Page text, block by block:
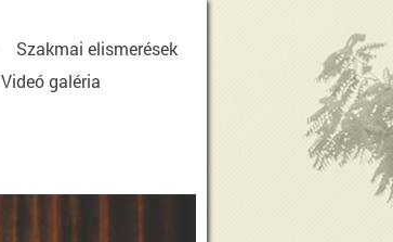
Szakmai elismerések
Videó galéria